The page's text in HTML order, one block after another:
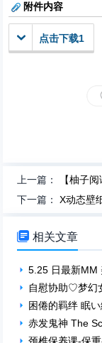
附件内容
点击下载1
上一篇：
【柚子
下一篇：X动态壁
 相关文章
5.25 日最新MM
自慰协助♡梦幻
困倦的羁绊 眠
赤发鬼神 The